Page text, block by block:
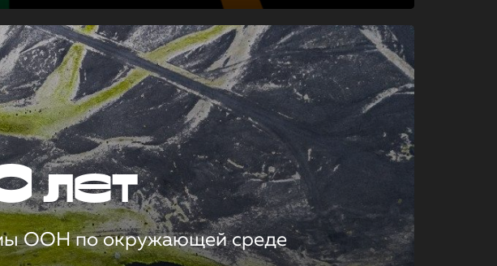
лет
ООН по окружающей среде